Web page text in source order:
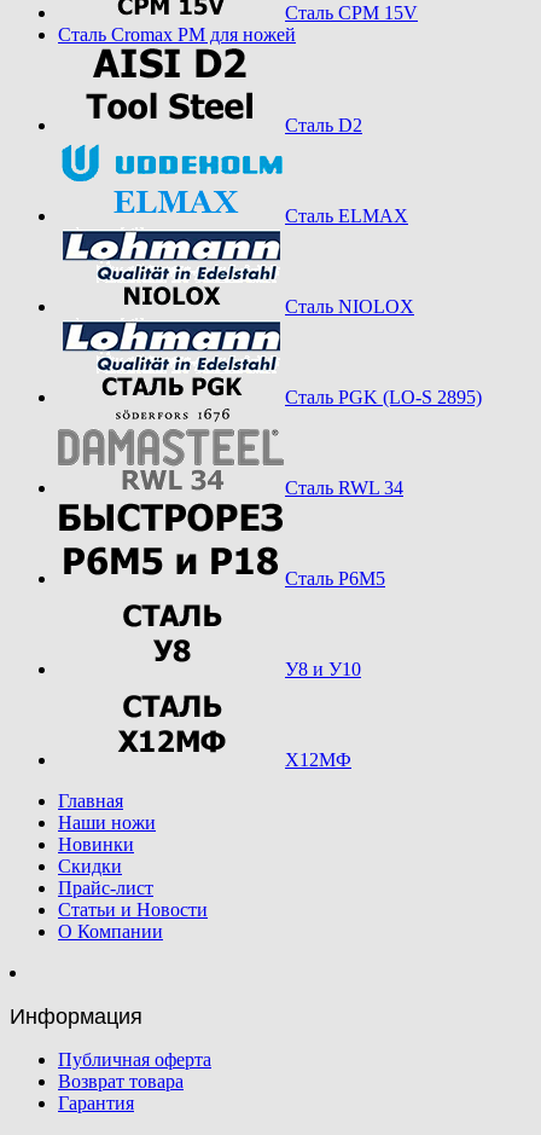
Сталь CPM 15V
Сталь Cromax PM для ножей
Сталь D2
Сталь ELMAX
Сталь NIOLOX
Сталь PGK (LO-S 2895)
Сталь RWL 34
Сталь Р6М5
У8 и У10
Х12МФ
Главная
Наши ножи
Новинки
Скидки
Прайс-лист
Статьи и Новости
О Компании
Информация
Публичная оферта
Возврат товара
Гарантия